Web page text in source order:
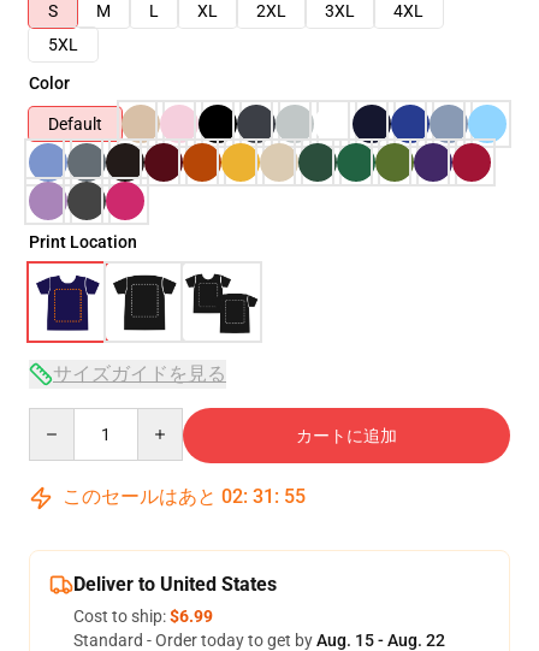
S
M L XL 2XL 3XL
4XL
5XL
Color
Default
Print Location
サイズガイドを見る
カートに追加
このセールはあと 02: 31 : 54
Deliver to United States
Cost to ship:$6.99
Standard - Order today to get byAug. 15 - Aug. 22